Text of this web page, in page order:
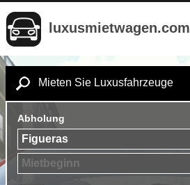
luxusmietwagen.com
Mieten Sie Luxusfahrzeuge
Abholung